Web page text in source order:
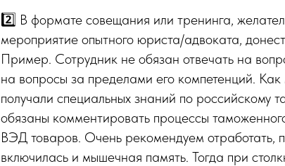
2️⃣ В формате совещания или тренинга,
мероприятие опытного юриста/адвоката,
Пример. Сотрудник не обязан отвечать на
на вопросы за пределами его компетенций.
получали специальных знаний по российскому
обязаны комментировать процессы
ВЭД товаров. Очень рекомендуем отработать,
включилась и мышечная память. Тогда при